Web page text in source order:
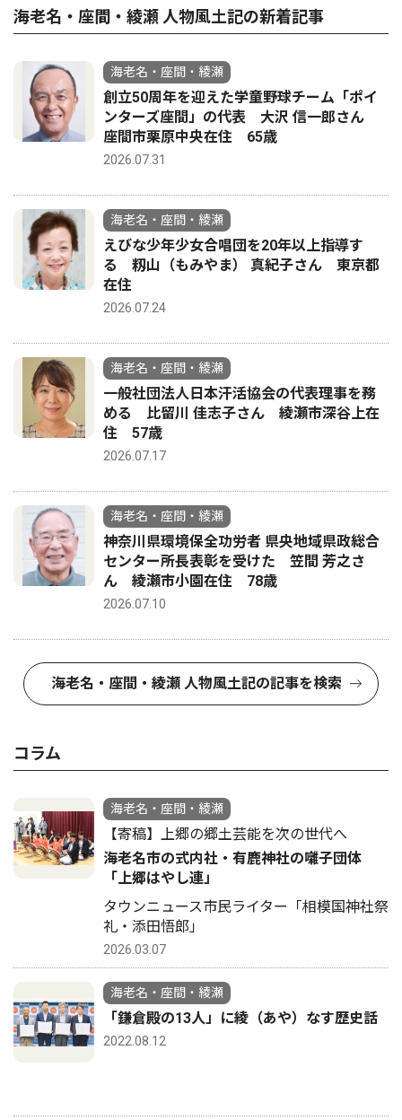
海老名・座間・綾瀬 人物風土記の新着記事
海老名・座間・綾瀬
創立50周年を迎えた学童野球チーム「ポイ
ンターズ座間」の代表 大沢 信一郎さん
座間市栗原中央在住 65歳
2026.07.31
海老名・座間・綾瀬
えびな少年少女合唱団を20年以上指導す
る 籾山（もみやま） 真紀子さん 東京都
在住
2026.07.24
海老名・座間・綾瀬
一般社団法人日本汗活協会の代表理事を務
める 比留川 佳志子さん 綾瀬市深谷上在
住 57歳
2026.07.17
海老名・座間・綾瀬
神奈川県環境保全功労者 県央地域県政総合
センター所長表彰を受けた 笠間 芳之さ
ん 綾瀬市小園在住 78歳
2026.07.10
海老名・座間・綾瀬 人物風土記の記事を検索
コラム
海老名・座間・綾瀬
【寄稿】上郷の郷土芸能を次の世代へ
海老名市の式内社・有鹿神社の囃子団体
「上郷はやし連」
タウンニュース市民ライター「相模国神社祭
礼・添田悟郎」
2026.03.07
海老名・座間・綾瀬
「鎌倉殿の13人」に綾（あや）なす歴史話
2022.08.12